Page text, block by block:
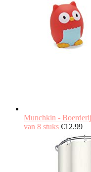
Munchkin -
van 8 stuks €12.99